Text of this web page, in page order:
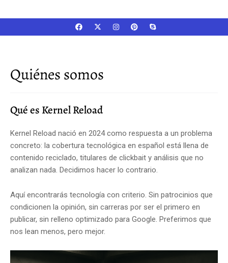
Quiénes somos
Qué es Kernel Reload
Kernel Reload nació en 2024 como respuesta a un problema
concreto: la cobertura tecnológica en español está llena de
contenido reciclado, titulares de clickbait y análisis que no
analizan nada. Decidimos hacer lo contrario.
Aquí encontrarás tecnología con criterio. Sin patrocinios que
condicionen la opinión, sin carreras por ser el primero en
publicar, sin relleno optimizado para Google. Preferimos que
nos lean menos, pero mejor.